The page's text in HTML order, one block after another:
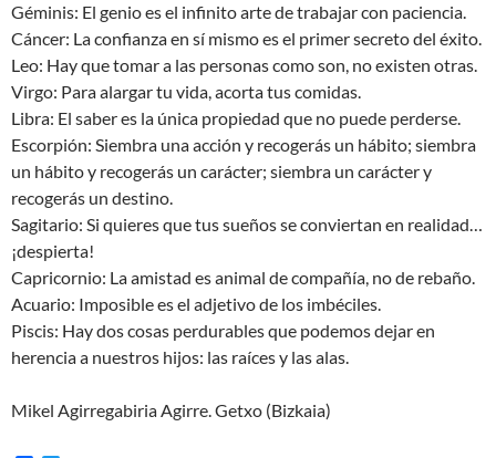
Géminis: El genio es el infinito arte de trabajar con paciencia.
Cáncer: La confianza en sí mismo es el primer secreto del éxito.
Leo: Hay que tomar a las personas como son, no existen otras.
Virgo: Para alargar tu vida, acorta tus comidas.
Libra: El saber es la única propiedad que no puede perderse.
Escorpión: Siembra una acción y recogerás un hábito; siembra
un hábito y recogerás un carácter; siembra un carácter y
recogerás un destino.
Sagitario: Si quieres que tus sueños se conviertan en realidad…
¡despierta!
Capricornio: La amistad es animal de compañía, no de rebaño.
Acuario: Imposible es el adjetivo de los imbéciles.
Piscis: Hay dos cosas perdurables que podemos dejar en
herencia a nuestros hijos: las raíces y las alas.
Mikel Agirregabiria Agirre. Getxo (Bizkaia)